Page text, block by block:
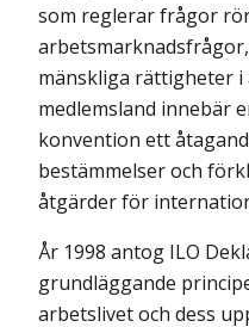
som reglerar frågor
mänskliga rättigheter i
medlemsland innebär
konvention ett
bestämmelser och
åtgärder för
År 1998 antog ILO
grundläggande
arbetslivet och dess